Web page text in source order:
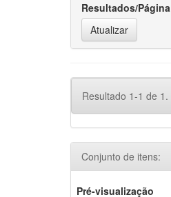
Resultados/Página
Resultado 1-1 de 1.
Conjunto de itens:
Pré-visualização